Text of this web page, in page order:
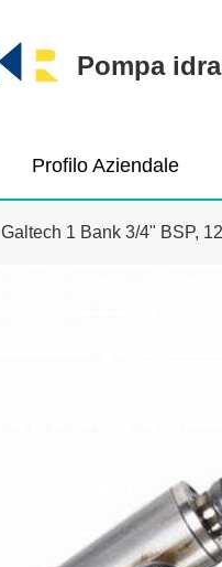
Pompa
Profilo Aziendale
Galtech 1 Bank 3/4" BSP,